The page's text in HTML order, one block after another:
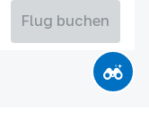
Flug buchen